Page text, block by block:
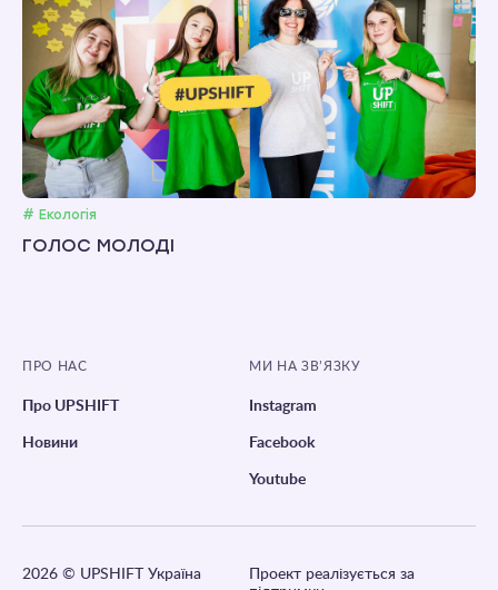
# Екологія
ГОЛОС МОЛОДІ
ПРО НАС
Про UPSHIFT
Новини
МИ НА ЗВ’ЯЗКУ
Instagram
Facebook
Youtube
2026 © UPSHIFT Україна
Проект реалізується за